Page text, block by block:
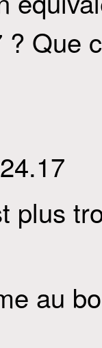
Que
plus
au